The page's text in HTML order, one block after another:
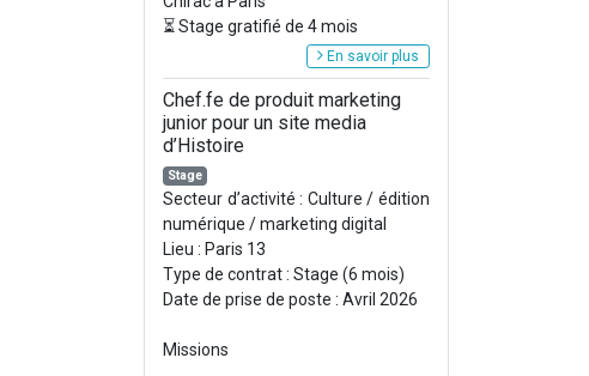
⏳ Stage gratifié de 4 mois
En savoir plus
Chef.fe de produit marketing
junior pour un site media
d’Histoire
Stage
Secteur d’activité : Culture / édition
numérique / marketing digital
Lieu : Paris 13
Type de contrat : Stage (6 mois)
Date de prise de poste : Avril 2026
Missions